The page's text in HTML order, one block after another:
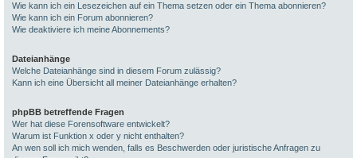
Wie kann ich ein Lesezeichen auf ein Thema setzen oder ein Thema abonnieren?
Wie kann ich ein Forum abonnieren?
Wie deaktiviere ich meine Abonnements?
Dateianhänge
Welche Dateianhänge sind in diesem Forum zulässig?
Kann ich eine Übersicht all meiner Dateianhänge erhalten?
phpBB betreffende Fragen
Wer hat diese Forensoftware entwickelt?
Warum ist Funktion x oder y nicht enthalten?
An wen soll ich mich wenden, falls es Beschwerden oder juristische Anfragen zu